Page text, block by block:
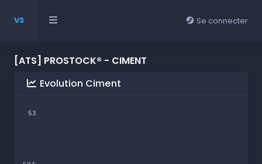
V3 Se connecter
[ATS] PROSTOCK® - CIMENT
Evolution Ciment
53